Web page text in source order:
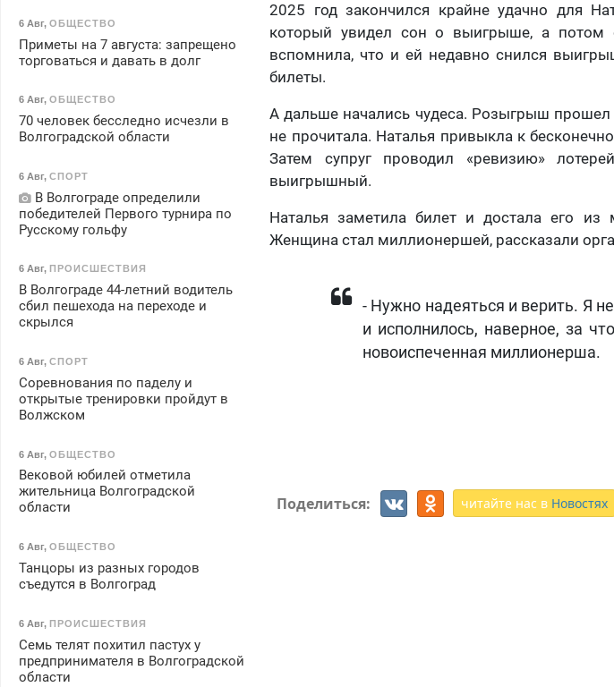
2025 год закончился крайне удачно для
который увидел сон о выигрыше, а потом
вспомнила, что и ей недавно снился
билеты.
А дальше начались чудеса. Розыгрыш
не прочитала. Наталья привыкла к
Затем супруг проводил «ревизию»
выигрышный.
Наталья заметила билет и достала его
Женщина стал миллионершей, рассказали
- Нужно надеяться и верить. Я
и исполнилось, наверное, за
новоиспеченная миллионерша.
Поделиться: читайте нас в Новостях
6 Авг, ОБЩЕСТВО
Приметы на 7 августа: запрещено
торговаться и давать в долг
6 Авг, ОБЩЕСТВО
70 человек бесследно исчезли в
Волгоградской области
6 Авг, СПОРТ
В Волгограде определили
победителей Первого турнира по
Русскому гольфу
6 Авг, ПРОИСШЕСТВИЯ
В Волгограде 44-летний водитель
сбил пешехода на переходе и
скрылся
6 Авг, СПОРТ
Соревнования по паделу и
открытые тренировки пройдут в
Волжском
6 Авг, ОБЩЕСТВО
Вековой юбилей отметила
жительница Волгоградской
области
6 Авг, ОБЩЕСТВО
Танцоры из разных городов
съедутся в Волгоград
6 Авг, ПРОИСШЕСТВИЯ
Семь телят похитил пастух у
предпринимателя в Волгоградской
области